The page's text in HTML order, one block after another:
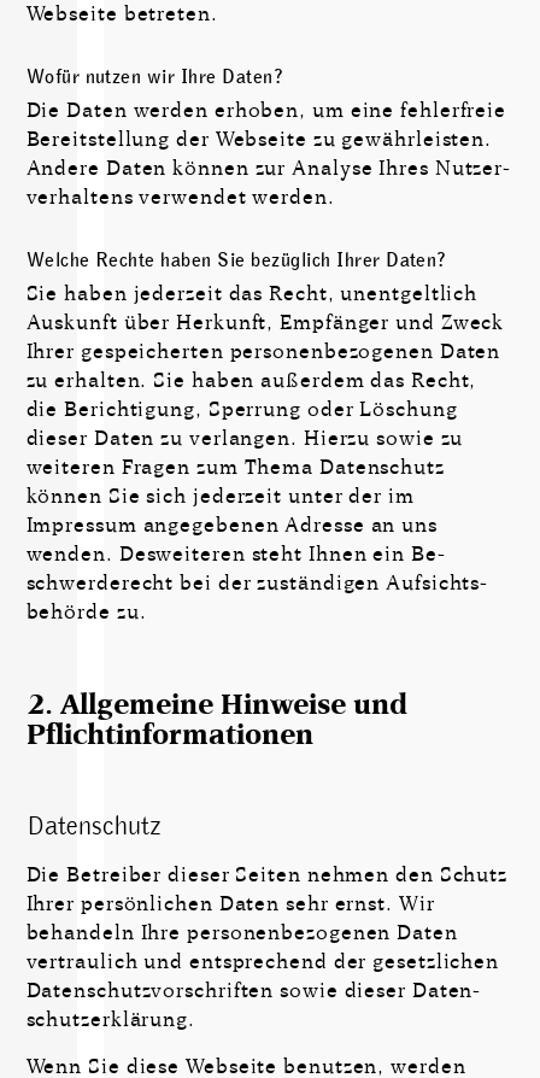
Webseite betreten.
Wofür nutzen wir Ihre Daten?
Die Daten werden erhoben, um eine fehler­freie
Bereit­stellung der Webseite zu gewähr­leisten.
Andere Daten können zur Analyse Ihres Nutzer­
verhaltens verwendet werden.
Welche Rechte haben Sie bezüglich Ihrer Daten?
Sie haben jederzeit das Recht, unent­geltlich
Auskunft über Herkunft, Empfänger und Zweck
Ihrer gespei­cherten personen­be­zogenen Daten
zu erhalten. Sie haben außerdem das Recht,
die Berich­tigung, Sperrung oder Löschung
dieser Daten zu ver­langen. Hierzu sowie zu
weiteren Fragen zum Thema Daten­schutz
können Sie sich jederzeit unter der im
Impressum ange­ge­benen Adresse an uns
wenden. Des­wei­teren steht Ihnen ein Be­
schwer­de­recht bei der zustän­digen Aufsichts­
behörde zu.
2. Allgemeine Hinweise und
Pflichtinformationen
Datenschutz
Die Betreiber dieser Seiten nehmen den Schutz
Ihrer persön­lichen Daten sehr ernst. Wir
behandeln Ihre perso­nen­be­zogenen Daten
vertrau­lich und ent­sprechend der gesetz­lichen
Daten­schutz­vor­schriften sowie dieser Daten­
schut­zerklärung.
Wenn Sie diese Webseite benutzen, werden